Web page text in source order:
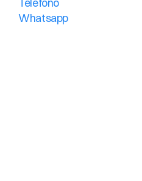
Whatsapp